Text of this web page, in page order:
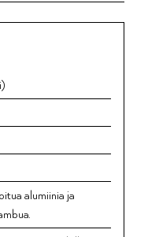
alumiinia ja